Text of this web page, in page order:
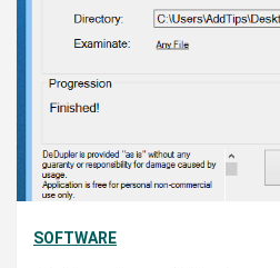
SOFTWARE